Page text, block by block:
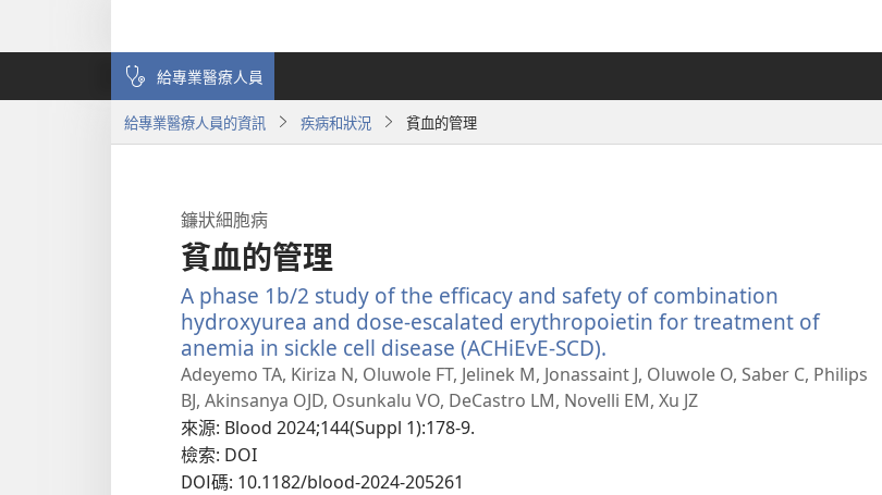
給專業醫療人員
給專業醫療人員的資訊 疾病和狀況 貧血的管理
鐮狀細胞病
貧血的管理
A phase 1b/2 study of the efficacy and safety of combination
hydroxyurea and dose-escalated erythropoietin for treatment of
anemia in sickle cell disease (ACHiEvE-SCD).
啟
新
Adeyemo TA, Kiriza N, Oluwole FT, Jelinek M, Jonassaint J, Oluwole O, Saber C, Philips
BJ, Akinsanya OJD, Osunkalu VO, DeCastro LM, Novelli EM, Xu JZ
來源‎: Blood 2024;144(Suppl 1):178-9.
檢索‎: DOI
DOI碼‎: 10.1182/blood-2024-205261